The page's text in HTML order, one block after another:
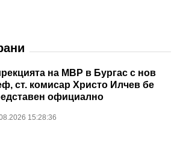
на МВР в Бургас с нов
ст. комисар Христо Илчев бе
официално
15:28:36